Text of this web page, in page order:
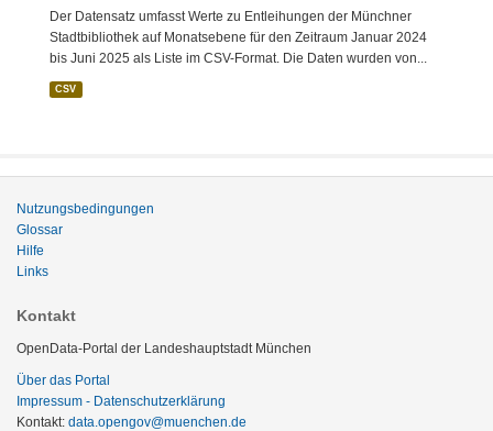
Der Datensatz umfasst Werte zu Entleihungen der Münchner
Stadtbibliothek auf Monatsebene für den Zeitraum Januar 2024
bis Juni 2025 als Liste im CSV-Format. Die Daten wurden von...
CSV
Nutzungsbedingungen
Glossar
Hilfe
Links
Kontakt
OpenData-Portal der Landeshauptstadt München
Über das Portal
Impressum - Datenschutzerklärung
Kontakt: data.opengov@muenchen.de